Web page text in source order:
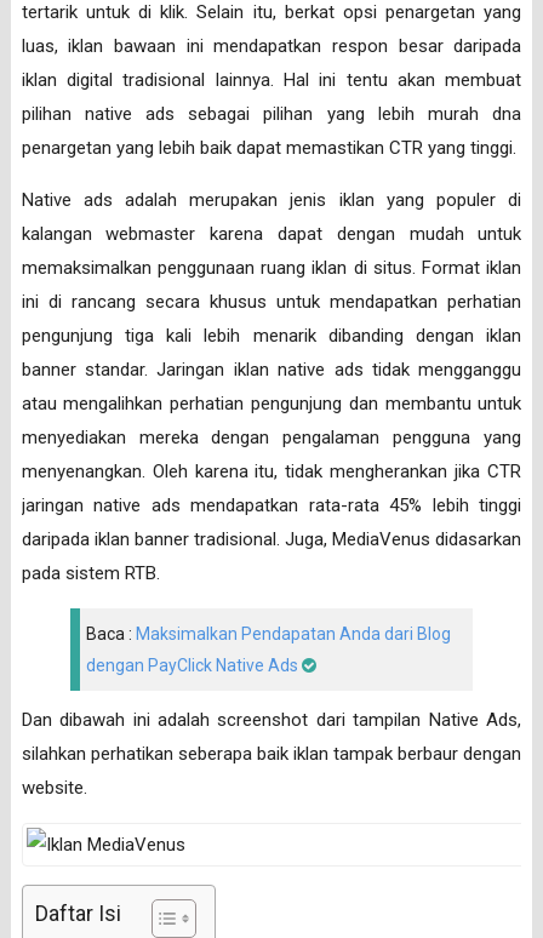
tertarik untuk di klik. Selain itu, berkat opsi penargetan yang
luas, iklan bawaan ini mendapatkan respon besar daripada
iklan digital tradisional lainnya. Hal ini tentu akan membuat
pilihan native ads sebagai pilihan yang lebih murah dna
penargetan yang lebih baik dapat memastikan CTR yang tinggi.
Native ads adalah merupakan jenis iklan yang populer di
kalangan webmaster karena dapat dengan mudah untuk
memaksimalkan penggunaan ruang iklan di situs. Format iklan
ini di rancang secara khusus untuk mendapatkan perhatian
pengunjung tiga kali lebih menarik dibanding dengan iklan
banner standar. Jaringan iklan native ads tidak mengganggu
atau mengalihkan perhatian pengunjung dan membantu untuk
menyediakan mereka dengan pengalaman pengguna yang
menyenangkan. Oleh karena itu, tidak mengherankan jika CTR
jaringan native ads mendapatkan rata-rata 45% lebih tinggi
daripada iklan banner tradisional. Juga, MediaVenus didasarkan
pada sistem RTB.
Baca : Maksimalkan Pendapatan Anda dari Blog
dengan PayClick Native Ads
Dan dibawah ini adalah screenshot dari tampilan Native Ads,
silahkan perhatikan seberapa baik iklan tampak berbaur dengan
website.
Daftar Isi